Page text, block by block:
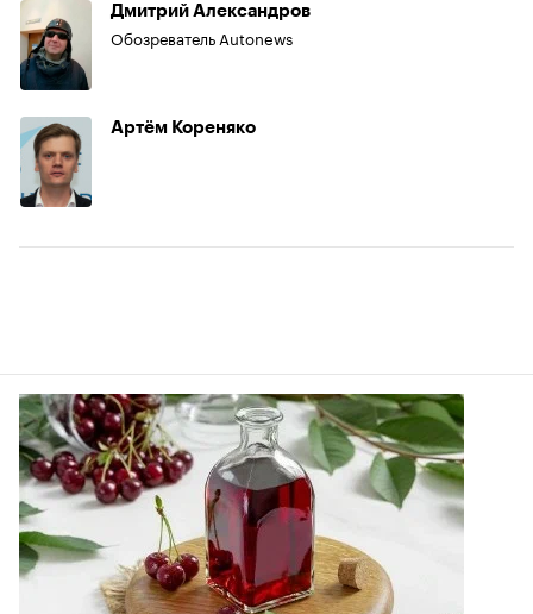
Дмитрий Александров
Обозреватель Autonews
Артём Кореняко